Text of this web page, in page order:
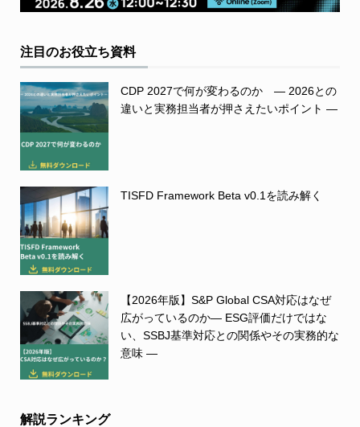
注目のお役立ち資料
CDP 2027で何が変わるのか ― 2026との
違いと実務担当者が押さえたいポイント ―
TISFD Framework Beta v0.1を読み解く
【2026年版】S&P Global CSA対応はなぜ
広がっているのか― ESG評価だけではな
い、SSBJ基準対応との関係やその実務的な
意味 ―
解説ランキング